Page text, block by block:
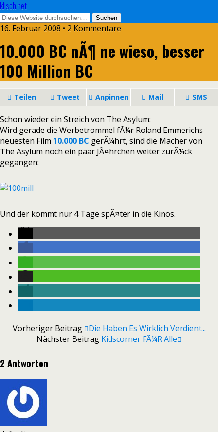
klisch.net
16. Februar 2008 • 2 Kommentare
10.000 BC nÃ¶ ne wieso, besser
100 Million BC
Teilen Tweet Anpinnen Mail SMS
Schon wieder ein Streich von The Asylum:
Wird gerade die Werbetrommel fÃ¼r Roland Emmerichs
neuesten Film 10.000 BC gerÃ¼hrt, sind die Macher von
The Asylum noch ein paar JÃ¤hrchen weiter zurÃ¼ck
gegangen:
Und der kommt nur 4 Tage spÃ¤ter in die Kinos.
Vorheriger Beitrag
Die Haben Es Wirklich Verdient...
Nächster Beitrag Kidscorner FÃ¼r Alle
2 Antworten